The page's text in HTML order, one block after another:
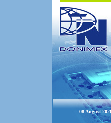
08 August